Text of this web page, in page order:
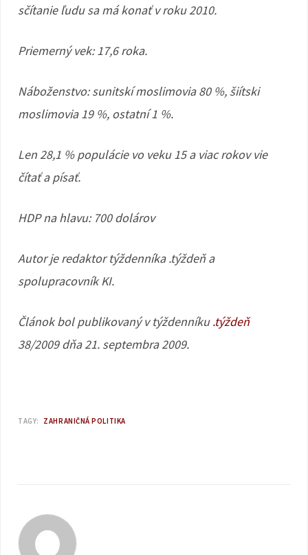
sčítanie ľudu sa má konať v roku 2010.
Priemerný vek: 17,6 roka.
Náboženstvo: sunitskí moslimovia 80 %, šiítski
moslimovia 19 %, ostatní 1 %.
Len 28,1 % populácie vo veku 15 a viac rokov vie
čítať a písať.
HDP na hlavu: 700 dolárov
Autor je redaktor týždenníka .týždeň a
spolupracovník KI.
Článok bol publikovaný v týždenníku.týždeň
38/2009 dňa 21. septembra 2009.
TAGY: ZAHRANIČNÁ POLITIKA